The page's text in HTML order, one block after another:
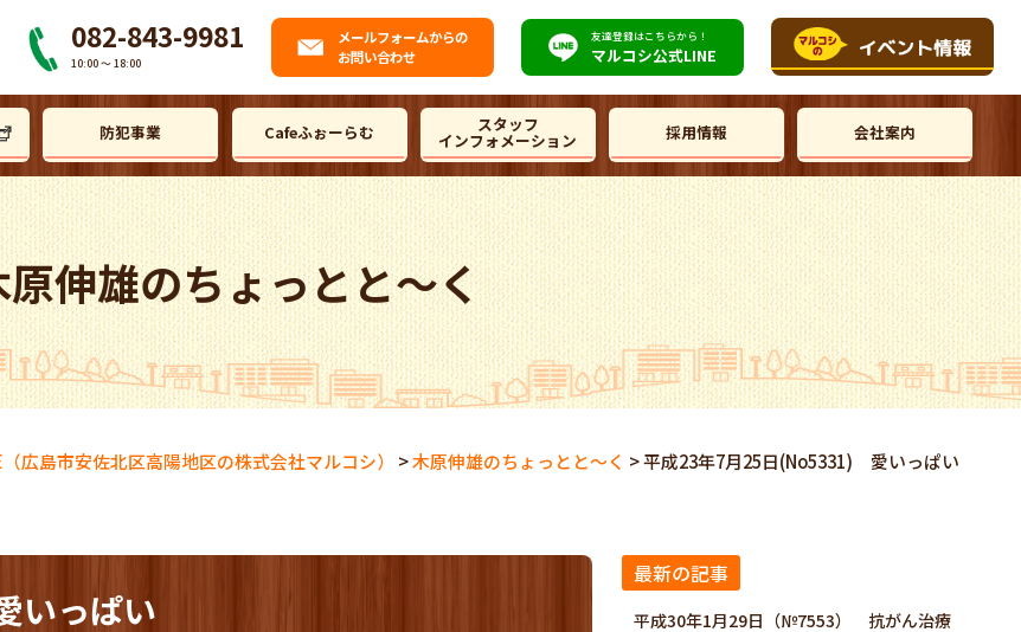
082-843-9981
10:00 〜 18:00
メールフォームからの
お問い合わせ
友達登録はこちらから！
マルコシ公式LINE
防犯事業 Cafeふぉーらむ スタッフ
インフォメーション 採用情報 会社案内
伸雄のちょっとと～く
（広島市安佐北区高陽地区の株式会社マルコシ） >木原伸雄のちょっとと～く >平成23年7月25日(No5331) 愛いっぱい
いっぱい
最新の記事
平成30年1月29日（№7553） 抗がん治療